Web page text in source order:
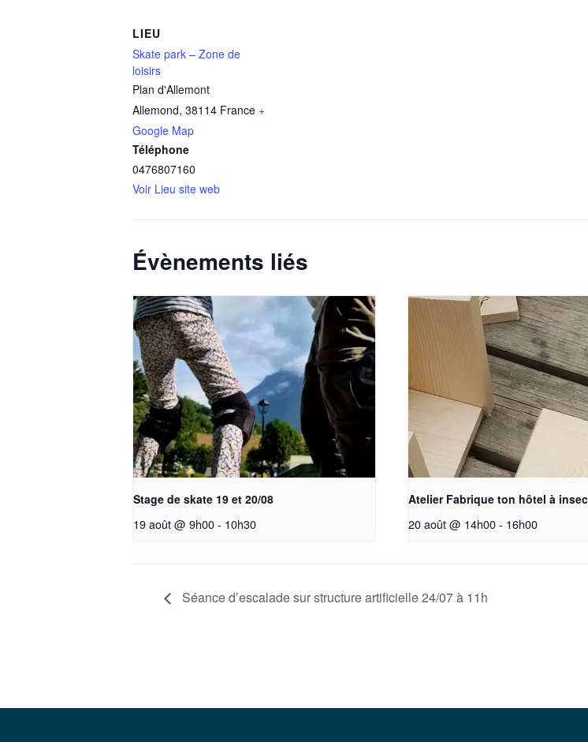
LIEU
Skate park – Zone de
loisirs
Plan d'Allemont
Allemond, 38114 France +
Google Map
Téléphone
0476807160
Voir Lieu site web
Évènements liés
Stage de skate 19 et 20/08
19 août @ 9h00- 10h30
Atelier Fabrique ton hôtel à
20 août @ 14h00 - 16h00
Séance d’escalade sur structure artificielle 24/07 à 11h